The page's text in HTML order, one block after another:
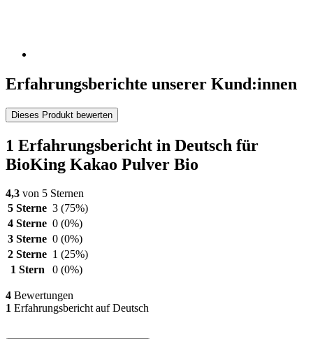
Erfahrungsberichte unserer Kund:innen
Dieses Produkt bewerten
1 Erfahrungsbericht in Deutsch für
BioKing Kakao Pulver Bio
4,3 von 5 Sternen
5 Sterne 3 (75%)
4 Sterne 0 (0%)
3 Sterne 0 (0%)
2 Sterne 1 (25%)
1 Stern
0 (0%)
4 Bewertungen
1 Erfahrungsbericht auf Deutsch